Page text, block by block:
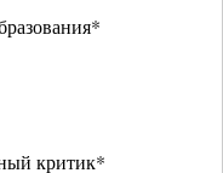
критик*